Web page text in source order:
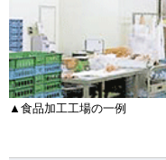
▲食品加工工場の一例